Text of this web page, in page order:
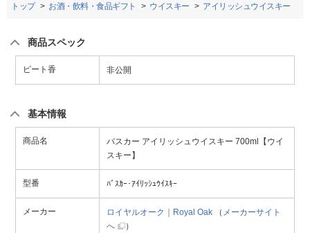
トップ お酒・飲料・食品ギフト ウイスキー アイリッシュウイスキー
商品スペック
ピート香 非公開
基本情報
商品名
バスカー アイリッシュウイスキー 700ml【ウイ
スキー】
型番 ﾊﾞｽｶｰ･ｱｲﾘｯｼｭｳｲｽｷｰ
メーカー ロイヤルオーク｜Royal Oak （ メーカーサイト
へ
）